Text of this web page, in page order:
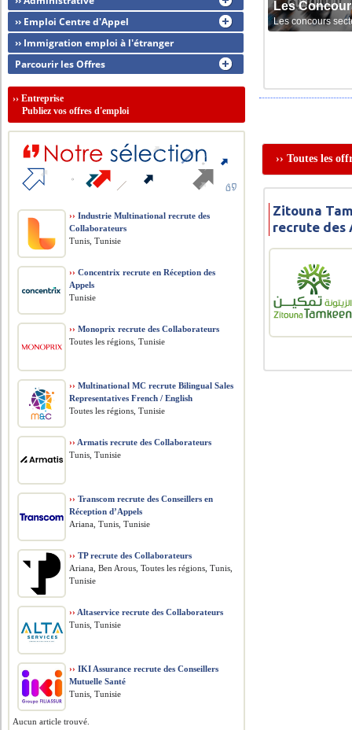
Les
Les concours
›› Toutes les
Zitouna
recrute des
›› Emploi Centre d'Appel
›› Immigration emploi à l'étranger
Parcourir les Offres
››Entreprise
Publiez vos offres d'emploi
›› Industrie Multinational recrute des
Collaborateurs
Tunis, Tunisie
›› Concentrix recrute en Réception des
Appels
Tunisie
›› Monoprix recrute des Collaborateurs
Toutes les régions, Tunisie
›› Multinational MC recrute Bilingual Sales
Representatives French / English
Toutes les régions, Tunisie
›› Armatis recrute des Collaborateurs
Tunis, Tunisie
›› Transcom recrute des Conseillers en
Réception d’Appels
Ariana, Tunis, Tunisie
›› TP recrute des Collaborateurs
Ariana, Ben Arous, Toutes les régions, Tunis,
Tunisie
›› Altaservice recrute des Collaborateurs
Tunis, Tunisie
›› IKI Assurance recrute des Conseillers
Mutuelle Santé
Tunis, Tunisie
Aucun article trouvé.